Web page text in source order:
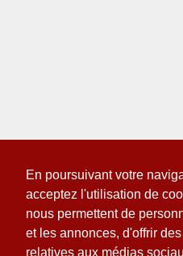
En poursuivant votre
acceptez l'utilisation de
nous permettent de
et les annonces, d'offrir
relatives aux médias